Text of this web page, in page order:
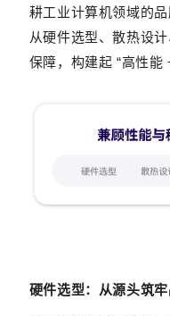
耕工业计算机领域的
从硬件选型、散热设
保障，构建起 “高性能
硬件选型：从源头筑